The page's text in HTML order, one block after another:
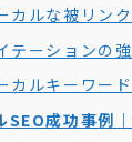
カルな被リン
テーションの
カルキーワー
SEO成功事例